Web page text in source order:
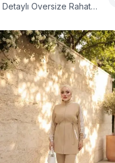
Detaylı Oversize Rahat